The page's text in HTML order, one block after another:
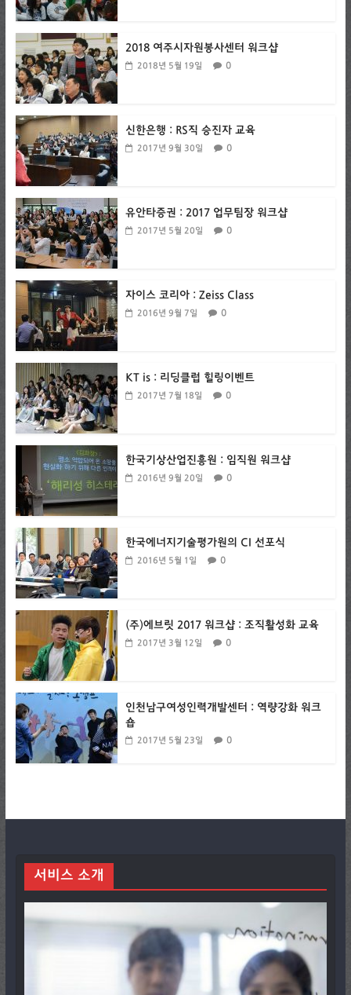
2018 여주시자원봉사센터 워크샵
2018년 5월 19일 0
신한은행 : RS직 승진자 교육
2017년 9월 30일 0
유안타증권 : 2017 업무팀장 워크샵
2017년 5월 20일 0
자이스 코리아 : Zeiss Class
2016년 9월 7일 0
KT is : 리딩클럽 힐링이벤트
2017년 7월 18일 0
한국기상산업진흥원 : 임직원 워크샵
2016년 9월 20일 0
한국에너지기술평가원의 CI 선포식
2016년 5월 1일 0
(주)에브릿 2017 워크샵 : 조직활성화 교육
2017년 3월 12일 0
인천남구여성인력개발센터 : 역량강화 워크
숍
2017년 5월 23일 0
서비스 소개